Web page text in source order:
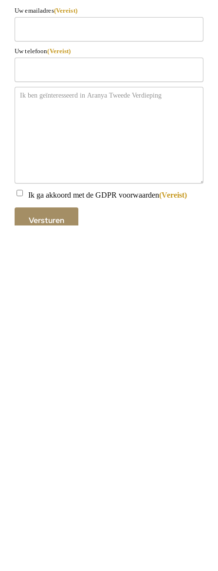
Uw emailadres(Vereist)
Uw telefoon(Vereist)
Bericht
Instemming(Vereist)
Ik ga akkoord met de GDPR voorwaarden(Vereist)
Versturen